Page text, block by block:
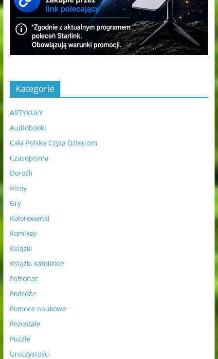
Kategorie
ARTYKUŁY
Audiobooki
Cała Polska Czyta Dzieciom
Czasopisma
Dorośli
Filmy
Gry
Kolorowanki
Komiksy
Książki
Książki katolickie
Patronat
Podróże
Pomoce naukowe
Pozostałe
Puzzle
Uroczystości